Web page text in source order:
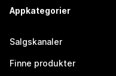
Appkategorier
Salgskanaler
Finne produkter